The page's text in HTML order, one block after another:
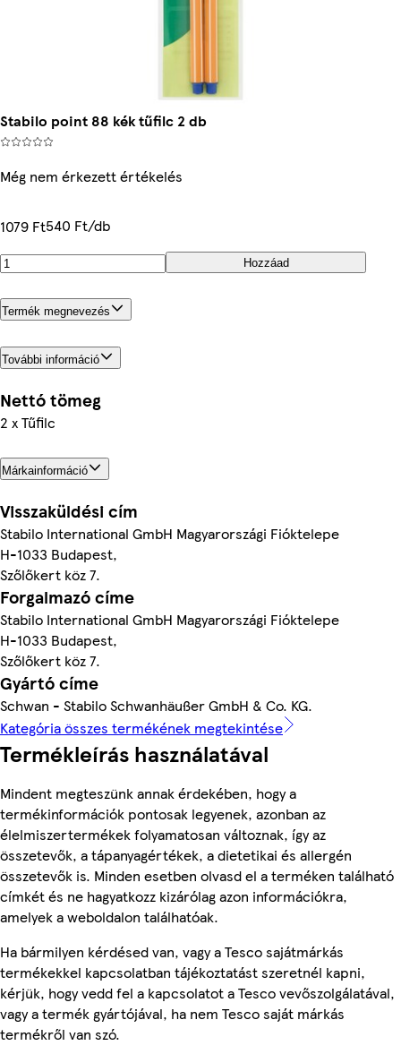
Stabilo point 88 kék tűfilc 2 db
Még nem érkezett értékelés
1079 Ft540 Ft/db
Hozzáad
Termék megnevezés
További információ
Nettó tömeg
2 x Tűfilc
Márkainformáció
Visszaküldési cím
Stabilo International GmbH Magyarországi Fióktelepe
H-1033 Budapest,
Szőlőkert köz 7.
Forgalmazó címe
Stabilo International GmbH Magyarországi Fióktelepe
H-1033 Budapest,
Szőlőkert köz 7.
Gyártó címe
Schwan - Stabilo Schwanhäußer GmbH & Co. KG.
Kategória összes termékének megtekintése
Termékleírás használatával
Mindent megteszünk annak érdekében, hogy a
termékinformációk pontosak legyenek, azonban az
élelmiszertermékek folyamatosan változnak, így az
összetevők, a tápanyagértékek, a dietetikai és allergén
összetevők is. Minden esetben olvasd el a terméken található
címkét és ne hagyatkozz kizárólag azon információkra,
amelyek a weboldalon találhatóak.
Ha bármilyen kérdésed van, vagy a Tesco sajátmárkás
termékekkel kapcsolatban tájékoztatást szeretnél kapni,
kérjük, hogy vedd fel a kapcsolatot a Tesco vevőszolgálatával,
vagy a termék gyártójával, ha nem Tesco saját márkás
termékről van szó.